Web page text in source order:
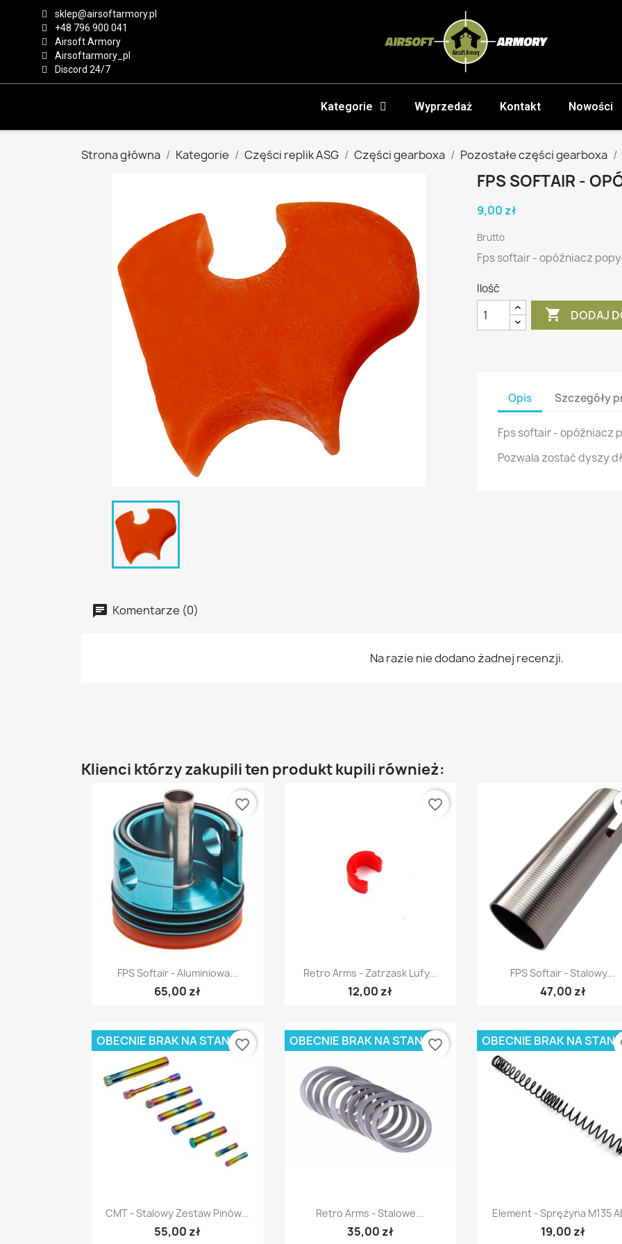
sklep@airsoftarmory.pl
+48 796 900 041
Airsoft Armory
Airsoftarmory_pl
Discord 24/7
Kategorie Wyprzedaż Kontakt Nowości
Strona główna Kategorie Części replik ASG Części gearboxa Pozostałe części gearboxa
FPS SOFTAIR -
9,00 zł
Brutto
Fps softair - opóźniacz
Ilość
 DODAJ
Opis Szczegóły
Fps softair - opóźniacz
Pozwala zostać dyszy
Komentarze (0)
Na razie nie dodano żadnej recenzji.
Klienci którzy zakupili ten produkt kupili również:
Szybki podgląd
FPS Softair - Aluminiowa...
65,00 zł
favorite_border
Szybki podgląd
Retro Arms - Zatrzask Lufy...
12,00 zł
favorite_border
Szybki podgląd
FPS Softair - Stalowy...
47,00 zł
Szybki podgląd
CMT - Stalowy Zestaw Pinów...
55,00 zł
OBECNIE BRAK NA STANIEfavorite_border
Szybki podgląd
Retro Arms - Stalowe...
35,00 zł
OBECNIE BRAK NA STANIEfavorite_border
Szybki podgląd
Element - Sprężyna M135
19,00 zł
OBECNIE BRAK NA